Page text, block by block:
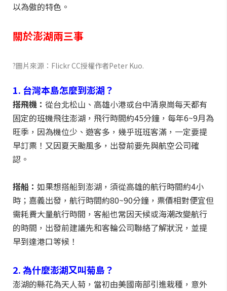
以為傲的特色。
關於澎湖兩三事
?圖片來源：Flickr CC授權作者Peter Kuo.
1. 台灣本島怎麼到澎湖？
搭飛機： 從台北松山、高雄小港或台中清泉崗每天都有
固定的班機飛往澎湖，飛行時間約45分鐘，每年6~9月為
旺季，因為機位少、遊客多，幾乎班班客滿，一定要提
早訂票！又因夏天颱風多，出發前要先與航空公司確
認。
搭船： 如果想搭船到澎湖，須從高雄的航行時間約4小
時；嘉義出發，航行時間約80~90分鐘，票價相對便宜但
需耗費大量航行時間，客船也常因天候或海潮改變航行
的時間，出發前建議先和客輪公司聯絡了解狀況，並提
早到達港口等候！
2. 為什麼澎湖又叫菊島？
澎湖的縣花為天人菊，當初由美國南部引進栽種，意外